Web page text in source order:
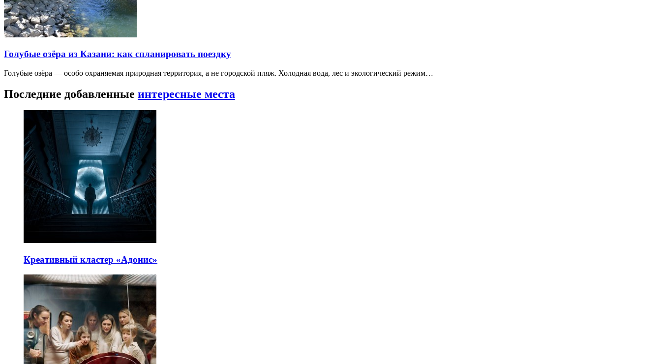
Голубые озёра из Казани: как спланировать поездку
Голубые озёра — особо охраняемая природная территория, а не городской пляж. Холодная вода, лес и экологический режим…
Последние добавленные интересные места
Креативный кластер «Адонис»